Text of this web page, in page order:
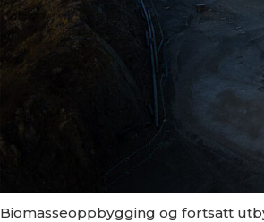
Biomasseoppbygging og fortsatt